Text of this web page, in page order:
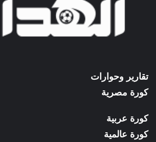
تقارير وحوارات
كورة مصرية
كورة عربية
كورة عالمية